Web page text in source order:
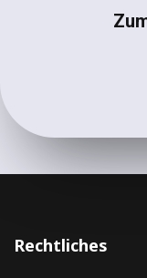
Rechtliches